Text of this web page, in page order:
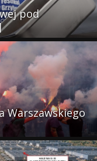
pod
Warszawskiego